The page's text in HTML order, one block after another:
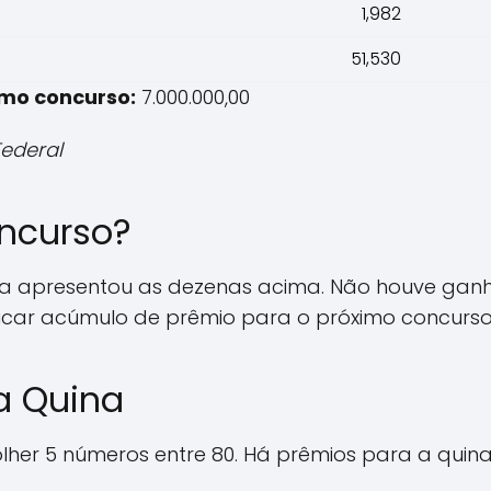
1,982
51,530
concurso: 7.000.000,00
apresentou as dezenas acima. Não houve
acúmulo de prêmio para o próximo
Quina
5 números entre 80. Há prêmios para a